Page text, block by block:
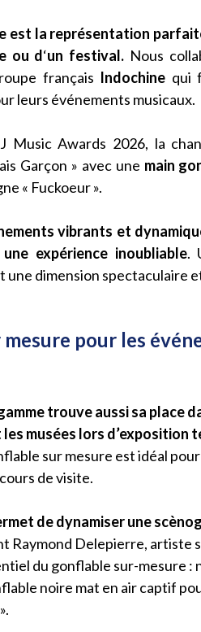
est la représentation
ou d‘un festival. Nous
français Indochine qui
leurs événements musicaux.
Music Awards 2026, la
Garçon » avec une main
« Fuckoeur ».
vibrants et
expérience inoubliable.
dimension spectaculaire
pour les
trouve aussi sa place
musées lors d’exposition
sur mesure est idéal
de visite.
de dynamiser une
Raymond Delepierre, artiste
du gonflable sur-mesure :
noire mat en air captif